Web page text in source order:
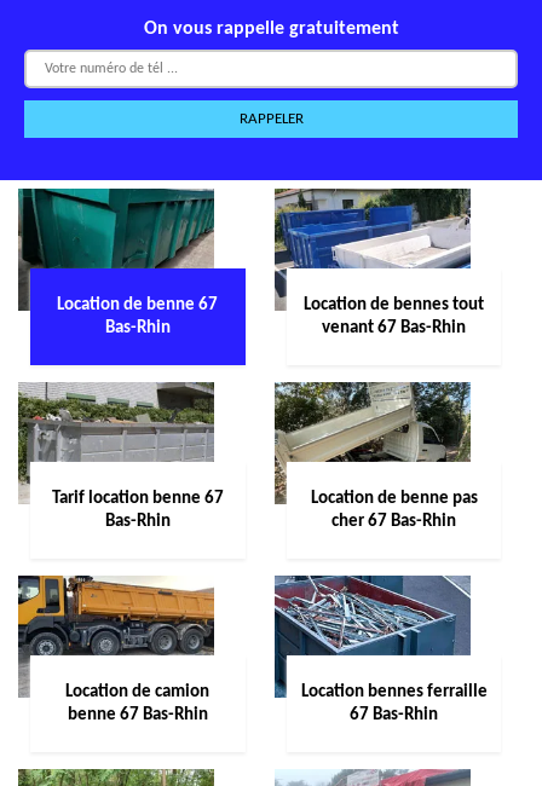
On vous rappelle gratuitement
Location de benne 67
Bas-Rhin
Location de bennes tout
venant 67 Bas-Rhin
Tarif location benne 67
Bas-Rhin
Location de benne pas
cher 67 Bas-Rhin
Location de camion
benne 67 Bas-Rhin
Location bennes ferraille
67 Bas-Rhin